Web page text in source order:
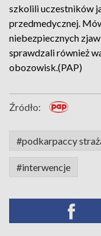
szkolili uczestników
przedmedycznej.
niebezpiecznych
sprawdzali również
obozowisk.(PAP)
Źródło:
#podkarpaccy
#interwencje